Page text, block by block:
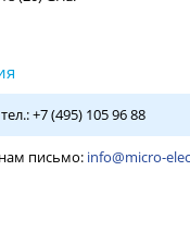
+7 (495) 105 96 88
письмо: info@micro-